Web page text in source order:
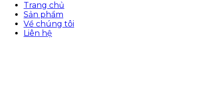
Trang chủ
Sản phẩm
Về chúng tôi
Liên hệ